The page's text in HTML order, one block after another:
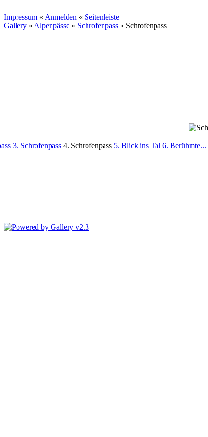
Impressum « Anmelden « Seitenleiste
Gallery » Alpenpässe » Schrofenpass » Schrofenpass
3. Schrofenpass 4. Schrofenpass 5. Blick ins Tal 6. Berühmte...